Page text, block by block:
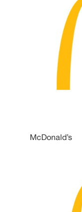
McDonald’s